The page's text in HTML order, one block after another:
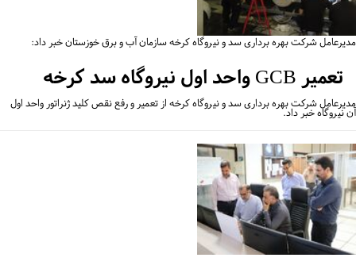
شرکت بهره برداری سد و نیروگاه کرخه سازمان آب و برق خوزستان خبر داد:
تعمیر GCB واحد اول نیروگاه سد کرخه
شرکت بهره برداری سد و نیروگاه کرخه از تعمیر و رفع نقص کلید ژنراتور واحد اول
نیروگاه خبر داد.